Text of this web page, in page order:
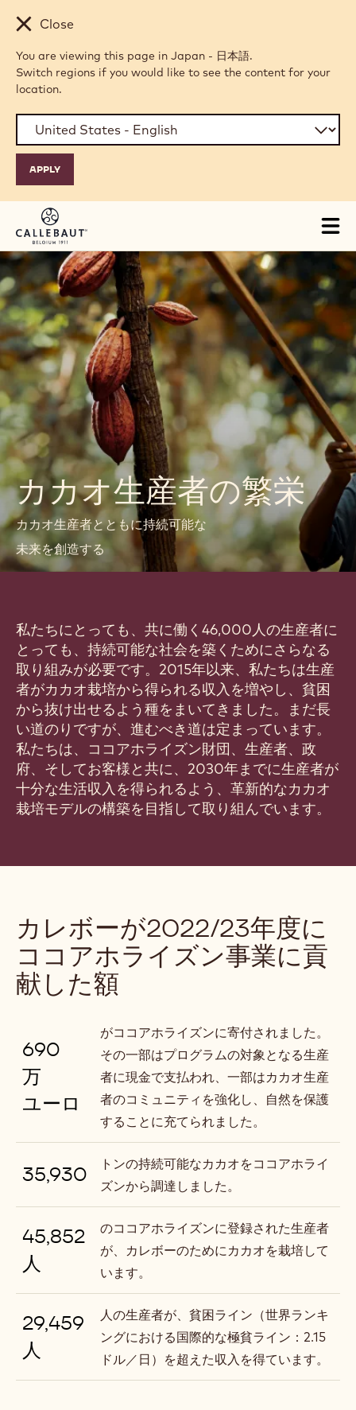
Skip to main content
Close
You are viewing this page in Japan - 日本語.
Switch regions if you would like to see the content for your
location.
カカオ生産者の繁栄
カカオ生産者とともに持続可能な
未来を創造する
私たちにとっても、共に働く46,000人の生産者に
とっても、持続可能な社会を築くためにさらなる
取り組みが必要です。2015年以来、私たちは生産
者がカカオ栽培から得られる収入を増やし、貧困
から抜け出せるよう種をまいてきました。まだ長
い道のりですが、進むべき道は定まっています。
私たちは、ココアホライズン財団、生産者、政
府、そしてお客様と共に、2030年までに生産者が
十分な生活収入を得られるよう、革新的なカカオ
栽培モデルの構築を目指して取り組んでいます。
カレボーが2022/23年度に
ココアホライズン事業に貢
献した額
690
万
ユーロ
がココアホライズンに寄付されました。
その一部はプログラムの対象となる生産
者に現金で支払われ、一部はカカオ生産
者のコミュニティを強化し、自然を保護
することに充てられました。
35,930
トンの持続可能なカカオをココアホライ
ズンから調達しました。
45,852
人
のココアホライズンに登録された生産者
が、カレボーのためにカカオを栽培して
います。
29,459
人
人の生産者が、貧困ライン（世界ランキ
ングにおける国際的な極貧ライン：2.15
ドル／日）を超えた収入を得ています。